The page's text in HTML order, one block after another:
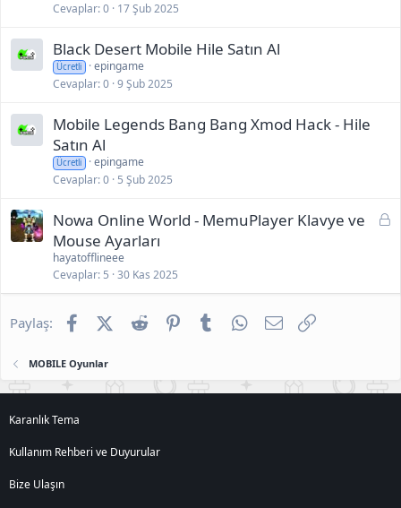
Cevaplar 0 17 Şub 2025
Black Desert Mobile Hile Satın Al
Ücretli
epingame
Cevaplar 0 9 Şub 2025
Mobile Legends Bang Bang Xmod Hack - Hile
Satın Al
Ücretli
epingame
Cevaplar 0 5 Şub 2025
K
t
Nowa Online World - MemuPlayer Klavye ve
Mouse Ayarları
hayatofflineee
Cevaplar 5 30 Kas 2025
Paylaş: FacebookX (Twitter)
Reddit PinterestTumblr WhatsApp
E-posta
MOBILE Oyunlar
Karanlık Tema
Kullanım Rehberi ve Duyurular
Bize Ulaşın